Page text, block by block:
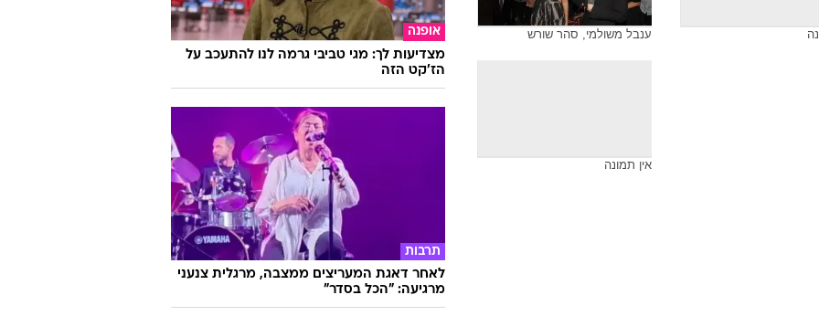
אופנה
פצצת פראדה מתקתקת: רותם סלע לוהטת על
שפת הבריכה
מצדיעות לך: מגי טביבי גרמה לנו להתעכב על
הז'קט הזה